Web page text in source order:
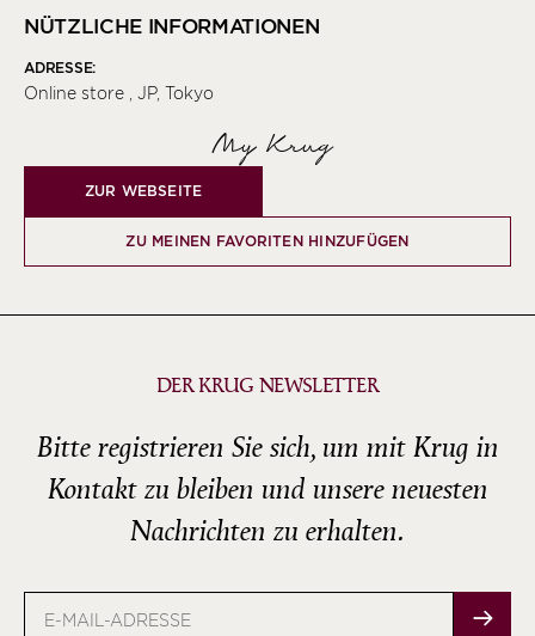
NÜTZLICHE INFORMATIONEN
ADRESSE:
Online store , JP, Tokyo
My Krug
ZUR WEBSEITE
ZU MEINEN FAVORITEN HINZUFÜGEN
DER KRUG NEWSLETTER
Bitte registrieren Sie sich, um mit Krug in
Kontakt zu bleiben und unsere neuesten
Nachrichten zu erhalten.